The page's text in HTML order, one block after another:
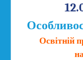
Освітній